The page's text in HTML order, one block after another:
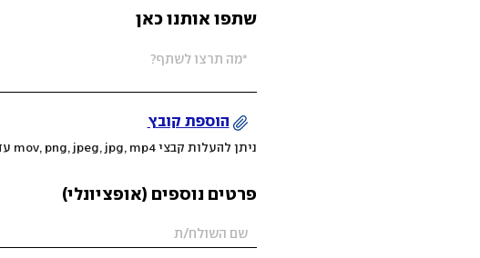
שתפו אותנו כאן
הוספת קובץ
ניתן להעלות קבצי mov, png, jpeg, jpg, mp4 עד 200MB
פרטים נוספים (אופציונלי)